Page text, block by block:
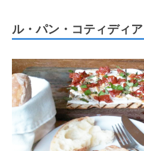
ル・パン・コティディ